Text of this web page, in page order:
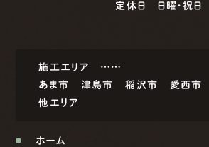
定休日 日曜・祝日
施工エリア ……
あま市
津島市 稲沢市 愛西市
他エリア
ホーム